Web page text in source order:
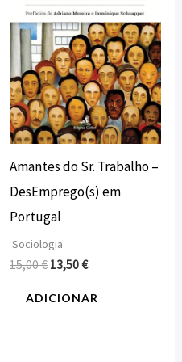
Amantes do Sr. Trabalho –
DesEmprego(s) em
Portugal
Sociologia
15,00€ 13,50€
ADICIONAR